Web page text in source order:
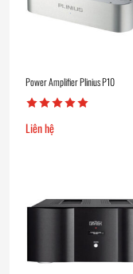
Power Amplifier Plinius P10
Liên hệ